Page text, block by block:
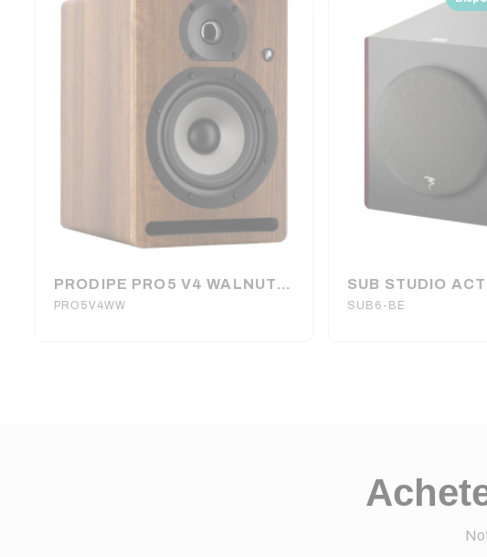
PRODIPE PRO5 V4 WALNUT WOOD
PRO5V4WW SUB6-BE